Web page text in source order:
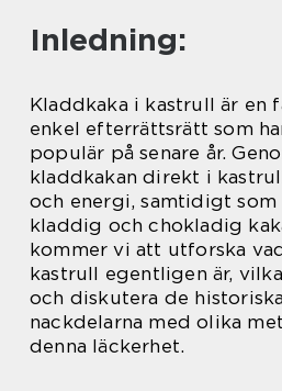
Inledning:
Kladdkaka i kastrull är en
enkel efterrättsrätt som
populär på senare år.
kladdkakan direkt i
och energi, samtidigt
kladdig och chokladig
kommer vi att utforska
kastrull egentligen är,
och diskutera de
nackdelarna med olika
denna läckerhet.